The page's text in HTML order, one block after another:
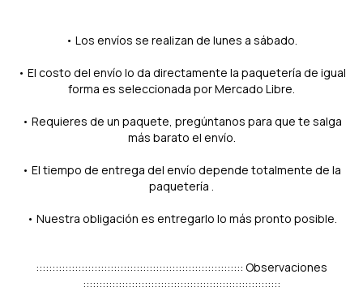
• Los envíos se realizan de lunes a sábado.
• El costo del envío lo da directamente la paquetería de igual
forma es seleccionada por Mercado Libre.
• Requieres de un paquete, pregúntanos para que te salga
más barato el envío.
• El tiempo de entrega del envío depende totalmente de la
paquetería .
• Nuestra obligación es entregarlo lo más pronto posible.
:::::::::::::::::::::::::::::::::::::::::::::::::::::::::::::::: Observaciones
:::::::::::::::::::::::::::::::::::::::::::::::::::::::::::::